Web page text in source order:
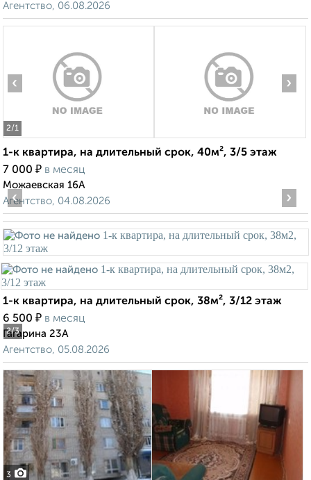
Агентство, 06.08.2026
2/1
‹ ›
1-к квартира, на длительный срок, 40м², 3/5 этаж
7 000 ₽ в месяц
Можаевская 16А
Агентство, 04.08.2026
2/3
‹ ›
1-к квартира, на длительный срок, 38м², 3/12 этаж
6 500 ₽ в месяц
Гагарина 23А
Агентство, 05.08.2026
3